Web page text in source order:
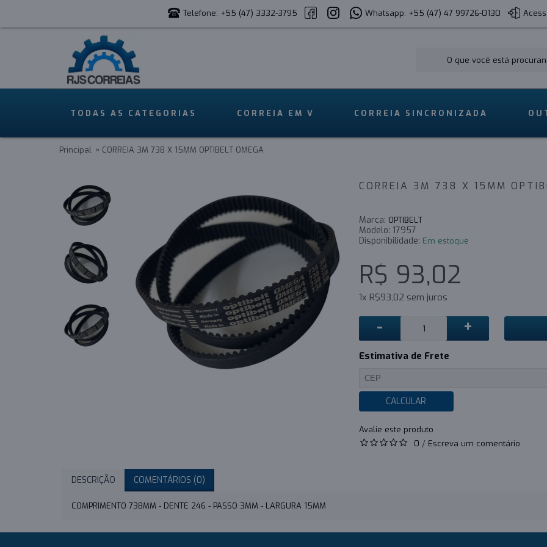
Telefone: +55 (47) 3332-3795 Whatsapp: +55 (47) 47 99726-0130
TODAS AS CATEGORIAS CORREIA EM V CORREIA SINCRONIZADA
Principal CORREIA 3M 738 X 15MM OPTIBELT OMEGA
CORREIA 3M 738 X 15MM
Marca: OPTIBELT
Modelo: 17957
Disponibilidade: Em estoque
R$ 93,02
1x R$93,02 sem juros
- +
Estimativa de Frete
CALCULAR
0 / Escreva um comentário
DESCRIÇÃO COMENTÁRIOS (0)
COMPRIMENTO 738MM - DENTE 246 - PASSO 3MM - LARGURA 15MM